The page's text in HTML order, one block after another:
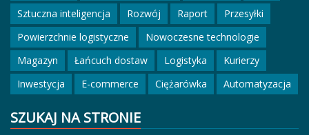
Sztuczna inteligencja
Rozwój Raport
Przesyłki
Powierzchnie logistyczne
Nowoczesne technologie
Magazyn
Łańcuch dostaw Logistyka
Kurierzy
Inwestycja
E-commerce Ciężarówka Automatyzacja
SZUKAJ NA STRONIE